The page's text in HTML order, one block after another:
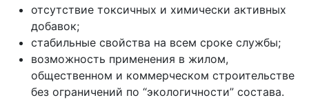
отсутствие токсичных и химически активных
добавок;
стабильные свойства на всем сроке службы;
возможность применения в жилом,
общественном и коммерческом строительстве
без ограничений по “экологичности” состава.